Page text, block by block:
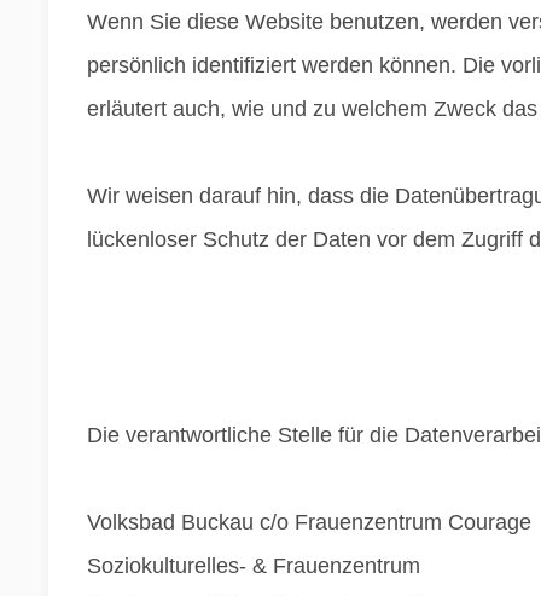
Wenn Sie diese Website benutzen, werden
persönlich identifiziert werden können. Die
erläutert auch, wie und zu welchem Zweck
Wir weisen darauf hin, dass die
lückenloser Schutz der Daten vor dem Zugriff
Die verantwortliche Stelle für die
Volksbad Buckau c/o Frauenzentrum Courage
Soziokulturelles- & Frauenzentrum